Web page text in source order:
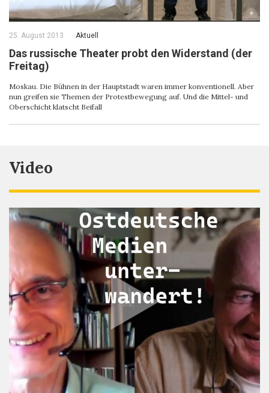
25. August 2013 Aktuell
Das russische Theater probt den Widerstand (der
Freitag)
Moskau. Die Bühnen in der Hauptstadt waren immer konventionell. Aber
nun greifen sie Themen der Protestbewegung auf. Und die Mittel- und
Oberschicht klatscht Beifall
Video